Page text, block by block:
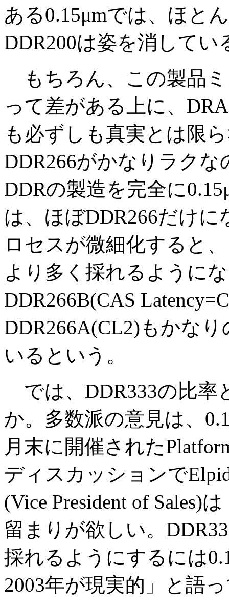
ある0.15μmでは、ほと
DDR200は姿を消してい
もちろん、この製品
って差がある上に、
も必ずしも真実とは限
DDR266がかなりラク
DDRの製造を完全に
は、ほぼDDR266だけ
ロセスが微細化すると
より多く採れるように
DDR266B(CAS
DDR266A(CL2)もかな
いるという。
では、DDR333の比率
か。多数派の意見は、
月末に開催された
ディスカッションで
(Vice President of Sales)
留まりが欲しい。
採れるようにするには
2003年が現実的」と語